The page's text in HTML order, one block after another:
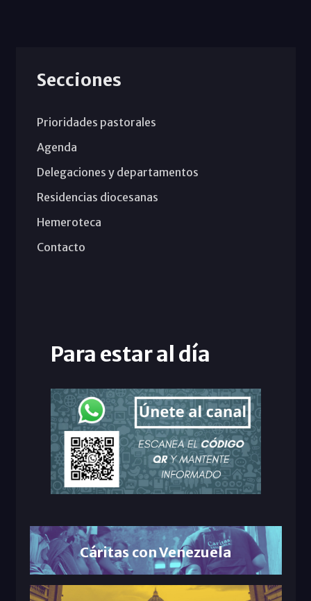
Secciones
Prioridades pastorales
Agenda
Delegaciones y departamentos
Residencias diocesanas
Hemeroteca
Contacto
Para estar al día
Cáritas con Venezuela